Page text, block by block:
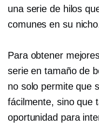
una serie de hilos
comunes en su
Para obtener
serie entamaño de
no solo permite que
fácilmente, sino que
oportunidad para